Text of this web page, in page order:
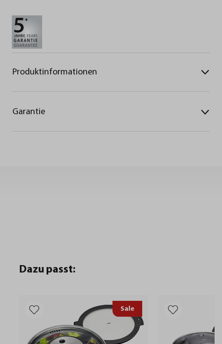
Produktinformationen
Garantie
Dazu passt:
Sale